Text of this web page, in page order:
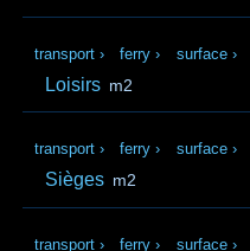
transport › ferry › surface ›
Loisirs m2
transport › ferry › surface ›
Sièges m2
transport › ferry › surface ›